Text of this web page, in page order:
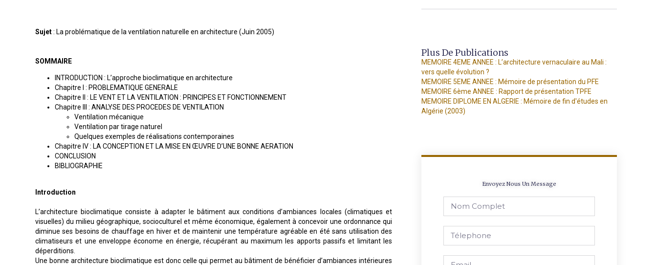
Sujet: La problématique de la ventilation naturelle en architecture (Juin 2005)
SOMMAIRE
INTRODUCTION : L’approche bioclimatique en architecture
Chapitre I : PROBLEMATIQUE GENERALE
Chapitre II : LE VENT ET LA VENTILATION : PRINCIPES ET FONCTIONNEMENT
Chapitre III : ANALYSE DES PROCEDES DE VENTILATION
Ventilation mécanique
Ventilation par tirage naturel
Quelques exemples de réalisations contemporaines
Chapitre IV : LA CONCEPTION ET LA MISE EN ŒUVRE D’UNE BONNE AERATION
CONCLUSION
BIBLIOGRAPHIE
Introduction
L’architecture bioclimatique consiste à adapter le bâtiment aux conditions d’ambiances locales (climatiques et
visuelles) du milieu géographique, socioculturel et même économique, également à concevoir une ordonnance qui
diminue ses besoins de chauffage en hiver et de maintenir une température agréable en été sans utilisation des
climatiseurs et une enveloppe économe en énergie, récupérant au maximum les apports passifs et limitant les
déperditions.
Une bonne architecture bioclimatique est donc celle qui permet au bâtiment de bénéficier d’ambiances intérieures
Plus De Publications
MEMOIRE 4EME ANNEE : L’architecture vernaculaire au Mali :
vers quelle évolution ?
MEMOIRE 5EME ANNEE : Mémoire de présentation du PFE
MEMOIRE 6ème ANNEE : Rapport de présentation TPFE
MEMOIRE DIPLOME EN ALGERIE : Mémoire de fin d'études en
Algérie (2003)
Envoyez Nous Un Message